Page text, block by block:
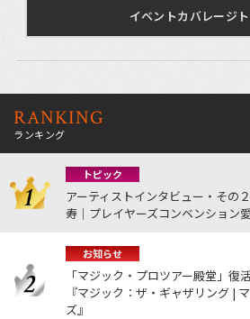
イベントカバレージ
RANKING
ランキング
トピック
アーティストインタビュー・その
寿｜プレイヤーズコンベンション
お知らせ
「マジック・プロツアー殿堂」復
『マジック：ザ・ギャザリング |
ズ』